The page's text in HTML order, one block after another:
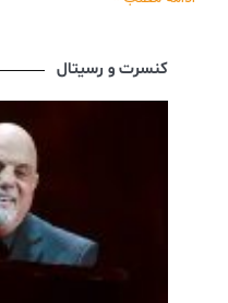
کنسرت و رسیتال